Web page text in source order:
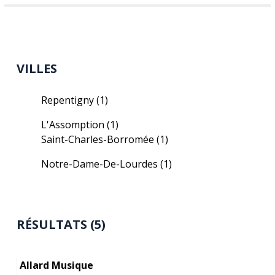
VILLES
Repentigny(1)
L'Assomption(1)
Saint-Charles-Borromée(1)
Notre-Dame-De-Lourdes(1)
RÉSULTATS (5)
Allard Musique